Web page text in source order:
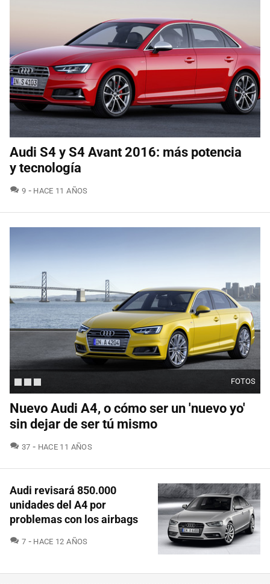
Audi S4 y S4 Avant 2016: más potencia
y tecnología
9 COMENTARIOS
HACE 11 AÑOS
FOTOS
Nuevo Audi A4, o cómo ser un 'nuevo yo'
sin dejar de ser tú mismo
37 COMENTARIOS
HACE 11 AÑOS
Audi revisará 850.000
unidades del A4 por
problemas con los airbags
7 COMENTARIOS
HACE 12 AÑOS